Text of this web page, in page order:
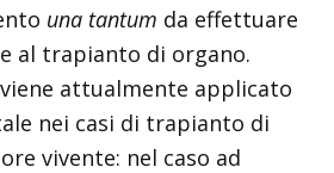
una tantum da effettuare
al trapianto di organo.
attualmente applicato
nei casi di trapianto di
vivente: nel caso ad